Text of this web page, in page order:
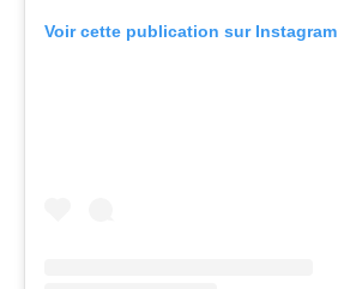
Voir cette publication sur Instagram